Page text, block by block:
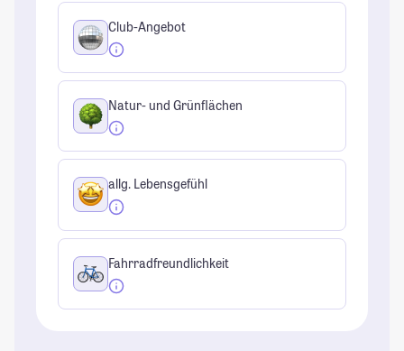
Club-Angebot
Natur- und Grünflächen
allg. Lebensgefühl
Fahrradfreundlichkeit